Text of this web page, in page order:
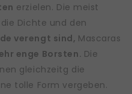
erzielen. Die meist
Dichte und den
verengt sind, Mascaras
enge Borsten. Die
gleichzeitg die
tolle Form vergeben.